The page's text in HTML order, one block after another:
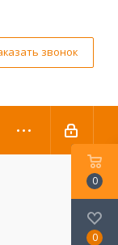
звонок
0
0